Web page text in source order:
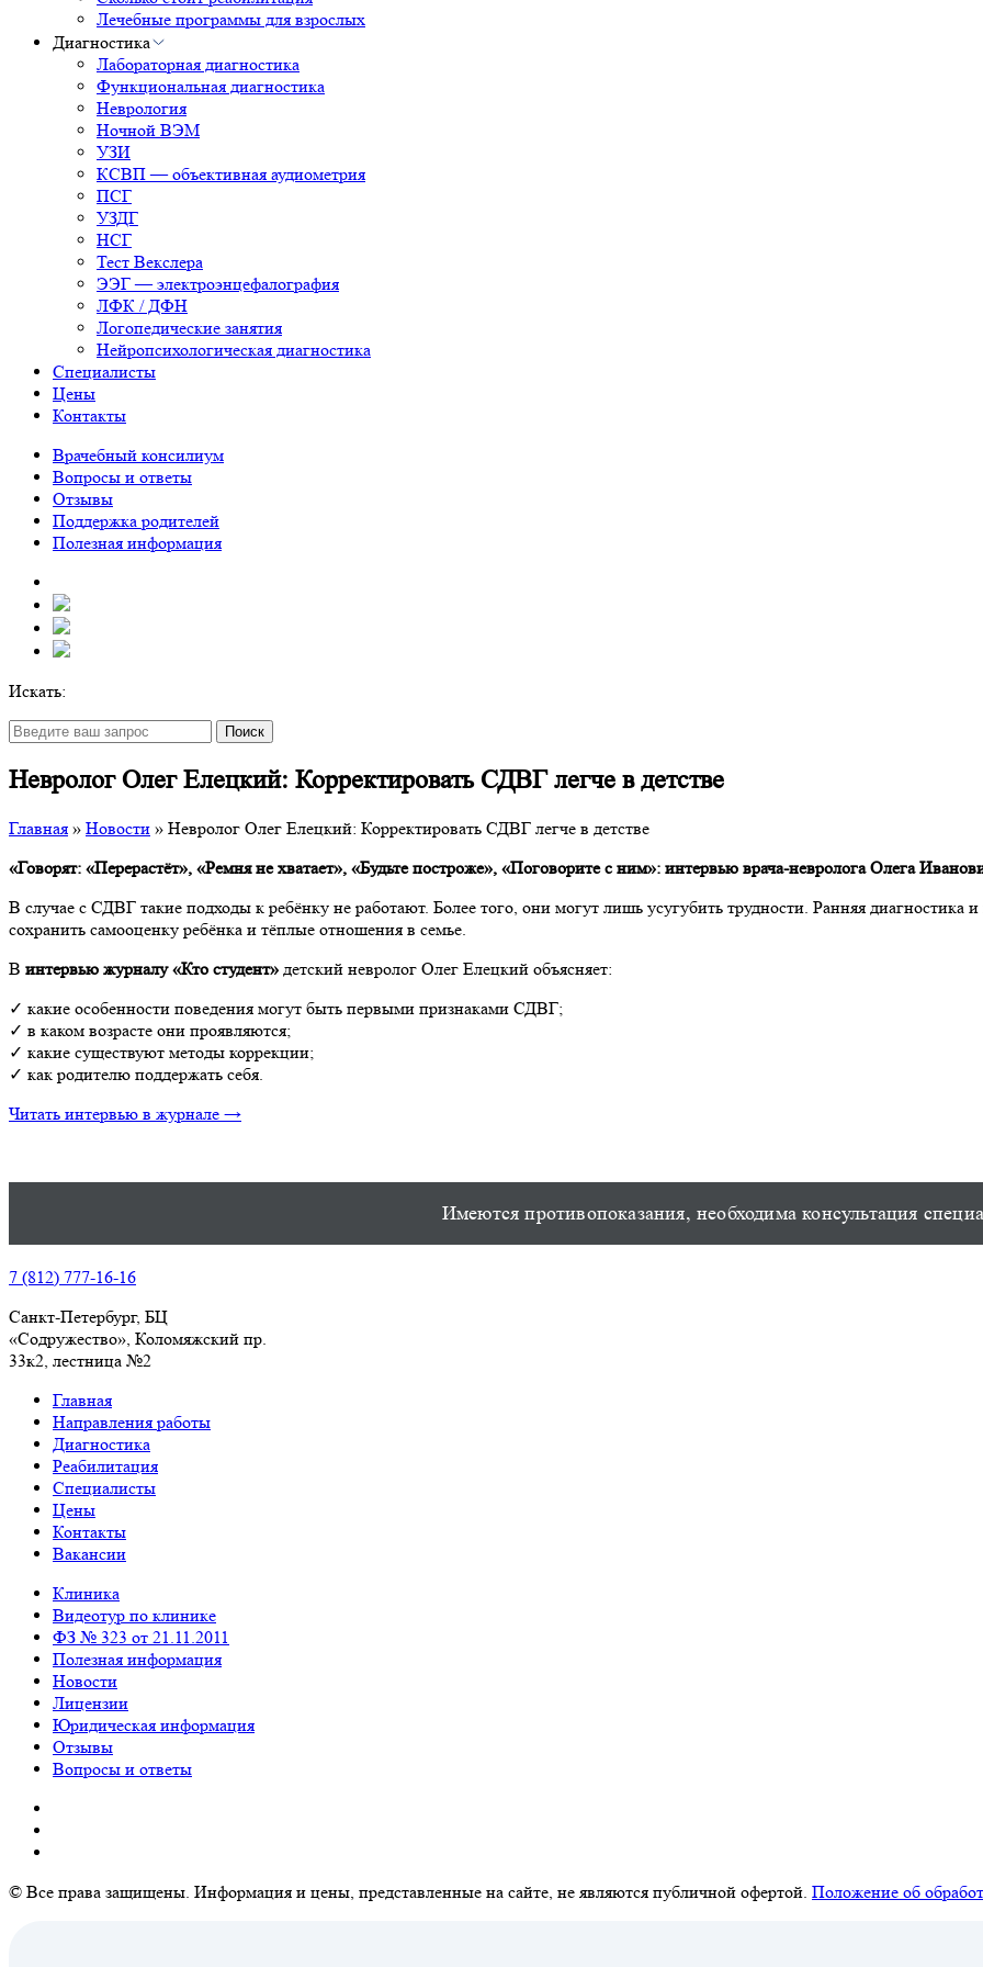
Лечебные программы для взрослых
Диагностика
Лабораторная диагностика
Функциональная диагностика
Неврология
Ночной ВЭМ
УЗИ
КСВП — объективная аудиометрия
ПСГ
УЗДГ
НСГ
Тест Векслера
ЭЭГ — электроэнцефалография
ЛФК / ДФН
Логопедические занятия
Нейропсихологическая диагностика
Специалисты
Цены
Контакты
Врачебный консилиум
Вопросы и ответы
Отзывы
Поддержка родителей
Полезная информация
Искать:
Поиск
Невролог Олег Елецкий: Корректировать СДВГ легче в детстве
Главная » Новости » Невролог Олег Елецкий: Корректировать СДВГ легче в детстве
«Говорят: «Перерастёт», «Ремня не хватает», «Будьте построже», «Поговорите с ним»: интервью врача-невролога Олега
В случае с СДВГ такие подходы к ребёнку не работают. Более того, они могут лишь усугубить трудности. Ранняя диагностика
сохранить самооценку ребёнка и тёплые отношения в семье.
В интервью журналу «Кто студент» детский невролог Олег Елецкий объясняет:
✓ какие особенности поведения могут быть первыми признаками СДВГ;
✓ в каком возрасте они проявляются;
✓ какие существуют методы коррекции;
✓ как родителю поддержать себя.
Читать интервью в журнале →
Имеются противопоказания, необходима консультация
7 (812) 777-16-16
Санкт-Петербург, БЦ
«Содружество», Колoмяжский пр.
33к2, лестница №2
Главная
Направления работы
Диагностика
Реабилитация
Специалисты
Цены
Контакты
Вакансии
Клиника
Видеотур по клинике
ФЗ № 323 от 21.11.2011
Полезная информация
Новости
Лицензии
Юридическая информация
Отзывы
Вопросы и ответы
© Все права защищены. Информация и цены, представленные на сайте, не являются публичной офертой. Положение об